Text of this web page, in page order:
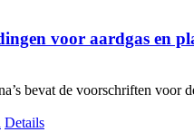
voor aardgas en
bevat de voorschriften voor
Details